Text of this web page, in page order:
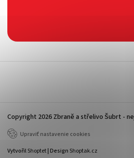
Copyright 2026 Zbraně a střelivo Šubrt -
Upraviť nastavenie cookies
VytvořilShoptet| Design Shoptak.cz